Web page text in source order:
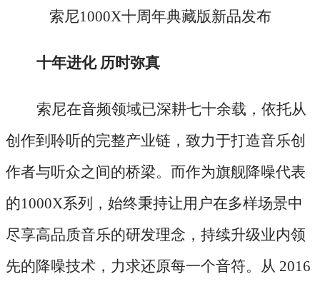
索尼1000X十周年典藏版新品发布
十年进化 历时弥真
索尼在音频领域已深耕七十余载，依托从
创作到聆听的完整产业链，致力于打造音乐创
作者与听众之间的桥梁。而作为旗舰降噪代表
的1000X系列，始终秉持让用户在多样场景中
尽享高品质音乐的研发理念，持续升级业内领
先的降噪技术，力求还原每一个音符。从 2016